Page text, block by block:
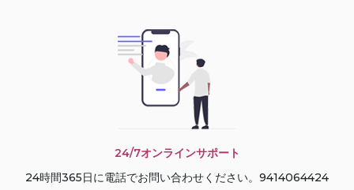
24/7オンラインサポート
24時間365日に電話でお問い合わせください。9414064424